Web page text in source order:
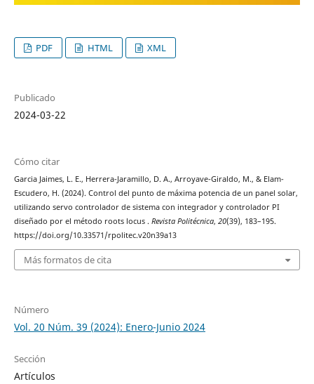
PDF HTML XML
Publicado
2024-03-22
Cómo citar
Garcia Jaimes, L. E., Herrera-Jaramillo, D. A., Arroyave-Giraldo, M., & Elam-
Escudero, H. (2024). Control del punto de máxima potencia de un panel solar,
utilizando servo controlador de sistema con integrador y controlador PI
diseñado por el método roots locus . Revista Politécnica, 20(39), 183–195.
https://doi.org/10.33571/rpolitec.v20n39a13
Más formatos de cita
Número
Vol. 20 Núm. 39 (2024): Enero-Junio 2024
Sección
Artículos